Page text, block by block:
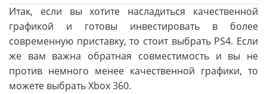
Итак, если вы хотите насладиться качественной
графикой и готовы инвестировать в более
современную приставку, то стоит выбрать PS4. Если
же вам важна обратная совместимость и вы не
против немного менее качественной графики, то
можете выбрать Xbox 360.